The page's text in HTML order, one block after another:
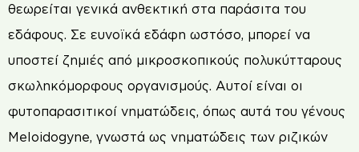
θεωρείται γενικά ανθεκτική στα παράσιτα του
εδάφους. Σε ευνοϊκά εδάφη ωστόσο, μπορεί να
υποστεί ζημιές από μικροσκοπικούς πολυκύτταρους
σκωληκόμορφους οργανισμούς. Αυτοί είναι οι
φυτοπαρασιτικοί νηματώδεις, όπως αυτά του γένους
Meloidogyne, γνωστά ως νηματώδεις των ριζικών